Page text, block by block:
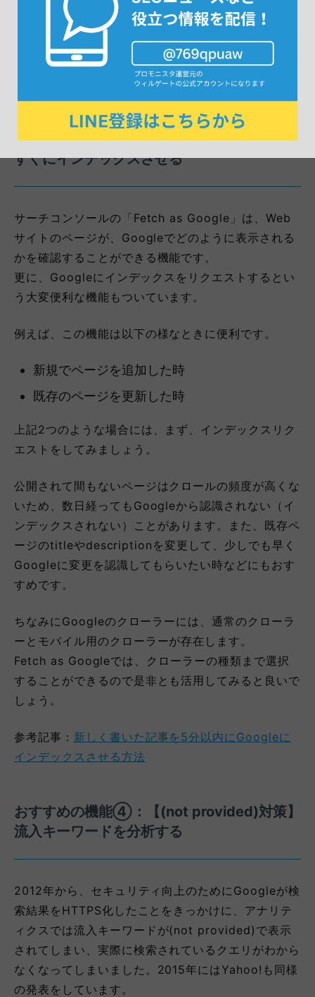
かりとインデックスさせ、ランディングページとなる
サイトの受け皿を最大限増やしましょう。
参考記事：見るべき場所はたった3つ！Googleウェ
ブマスターツールでSEOの健康度を診断する方法
おすすめの機能③：新規で追加したページを
すぐにインデックスさせる
サーチコンソールの「Fetch as Google」は、Web
サイトのページが、Googleでどのように表示される
かを確認することができる機能です。
更に、Googleにインデックスをリクエストするとい
う大変便利な機能もついています。
例えば、この機能は以下の様なときに便利です。
新規でページを追加した時
既存のページを更新した時
上記2つのような場合には、まず、インデックスリク
エストをしてみましょう。
公開されて間もないページはクロールの頻度が高くな
いため、数日経ってもGoogleから認識されない（イ
ンデックスされない）ことがあります。また、既存ペ
ージのtitleやdescriptionを変更して、少しでも早く
Googleに変更を認識してもらいたい時などにもおす
すめです。
ちなみにGoogleのクローラーには、通常のクローラ
ーとモバイル用のクローラーが存在します。
Fetch as Googleでは、クローラーの種類まで選択
することができるので是非とも活用してみると良いで
しょう。
参考記事： 新しく書いた記事を5分以内にGoogleに
インデックスさせる方法
おすすめの機能④：【(not provided)対策】
流入キーワードを分析する
2012年から、セキュリティ向上のためにGoogleが検
索結果をHTTPS化したことをきっかけに、アナリテ
ィクスでは流入キーワードが(not provided)で表示
されてしまい、実際に検索されているクエリがわから
なくなってしまいました。2015年にはYahoo!も同様
の発表をしています。